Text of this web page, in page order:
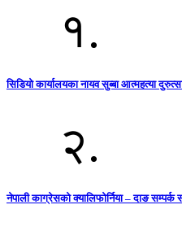
१.
सिडियो कार्यालयका नायव सुब्बा आत्महत्या
२.
नेपाली काग्रेसको क्यालिफोर्निया – दाङ सम्पर्क